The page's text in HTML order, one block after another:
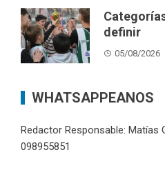
definir
05/08/2026
WHATSAPPEANOS
Redactor Responsable: Matías
098955851